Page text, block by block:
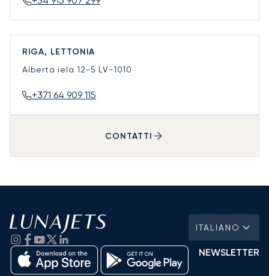
RIGA, LETTONIA
Alberta iela 12-5 LV-1010
+371 64 909 115
CONTATTI
ITALIANO
NEWSLETTER